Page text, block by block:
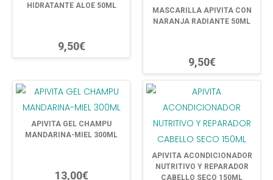
HIDRATANTE ALOE 50ML
9,50€
MASCARILLA APIVITA CON
NARANJA RADIANTE 50ML
9,50€
APIVITA GEL CHAMPU
MANDARINA-MIEL 300ML
13,00€
APIVITA ACONDICIONADOR
NUTRITIVO Y REPARADOR
CABELLO SECO 150ML